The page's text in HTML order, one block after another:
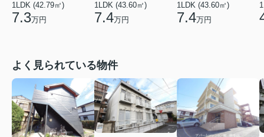
1LDK (42.79㎡)
7.3万円
1LDK (43.60㎡)
7.4万円
1LDK (43.60㎡)
7.4万円
よく見られている物件